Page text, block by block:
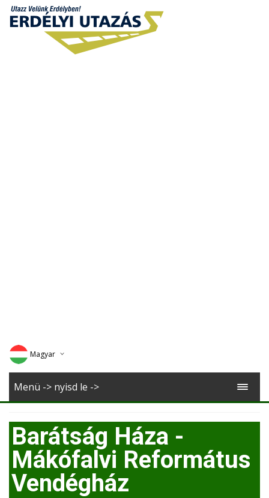
Magyar
Deutsch
Romana
Menü -> nyisd le ->
Barátság Háza -
Mákófalvi Református
Vendégház